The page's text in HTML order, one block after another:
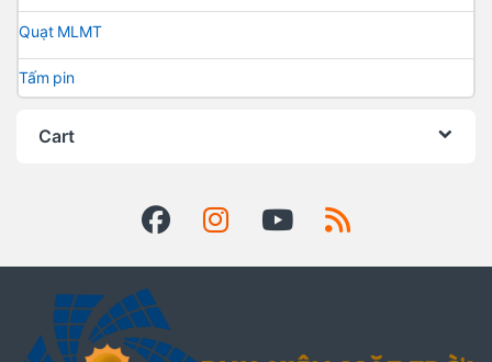
Quạt MLMT
Tấm pin
Cart